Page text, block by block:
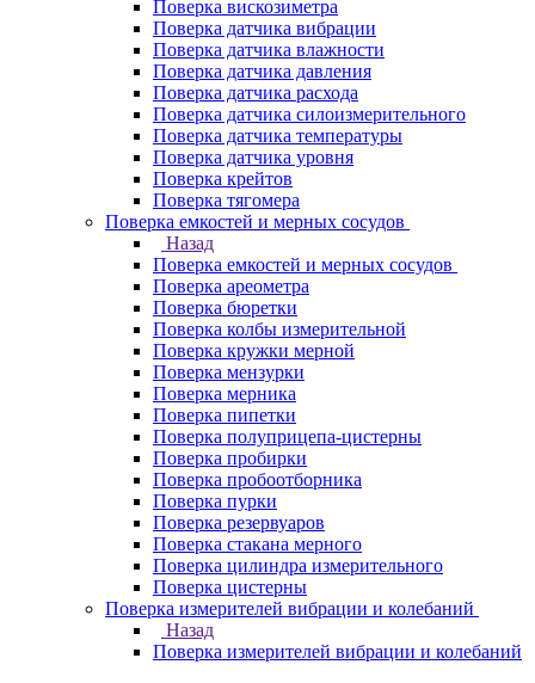
Поверка вискозиметра
Поверка датчика вибрации
Поверка датчика влажности
Поверка датчика давления
Поверка датчика расхода
Поверка датчика силоизмерительного
Поверка датчика температуры
Поверка датчика уровня
Поверка крейтов
Поверка тягомера
Поверка емкостей и мерных сосудов
Назад
Поверка емкостей и мерных сосудов
Поверка ареометра
Поверка бюретки
Поверка колбы измерительной
Поверка кружки мерной
Поверка мензурки
Поверка мерника
Поверка пипетки
Поверка полуприцепа-цистерны
Поверка пробирки
Поверка пробоотборника
Поверка пурки
Поверка резервуаров
Поверка стакана мерного
Поверка цилиндра измерительного
Поверка цистерны
Поверка измерителей вибрации и колебаний
Назад
Поверка измерителей вибрации и колебаний